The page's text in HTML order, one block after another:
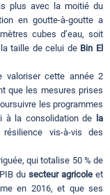
plus avec la moitié du
en goutte-à-goutte a
cubes d’eau, soit
la taille de celui de Bin El
valoriser cette année 2
que les mesures prises
les programmes
à la consolidation de la
vis-à-vis des
qui totalise 50 % de
du secteur agricole et
en 2016, et que ses